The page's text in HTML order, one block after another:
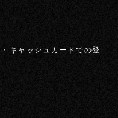
キャッシュカードでの登